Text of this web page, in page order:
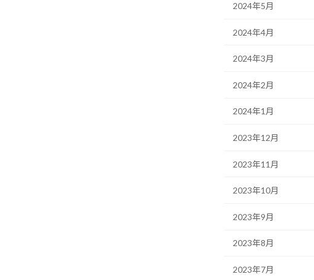
2024年5月
2024年4月
2024年3月
2024年2月
2024年1月
2023年12月
2023年11月
2023年10月
2023年9月
2023年8月
2023年7月